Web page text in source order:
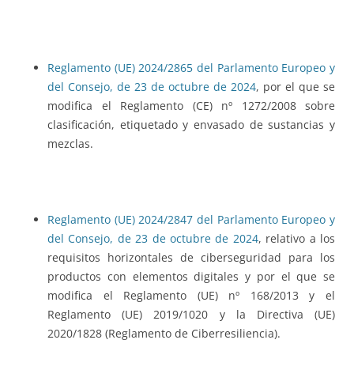
Reglamento (UE) 2024/2865 del Parlamento Europeo y
del Consejo, de 23 de octubre de 2024, por el que se
modifica el Reglamento (CE) nº 1272/2008 sobre
clasificación, etiquetado y envasado de sustancias y
mezclas.
Reglamento (UE) 2024/2847 del Parlamento Europeo y
del Consejo, de 23 de octubre de 2024, relativo a los
requisitos horizontales de ciberseguridad para los
productos con elementos digitales y por el que se
modifica el Reglamento (UE) nº 168/2013 y el
Reglamento (UE) 2019/1020 y la Directiva (UE)
2020/1828 (Reglamento de Ciberresiliencia).